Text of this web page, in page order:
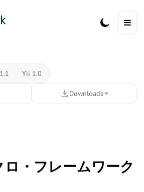
Yii 1.0
Downloads
・フレームワーク